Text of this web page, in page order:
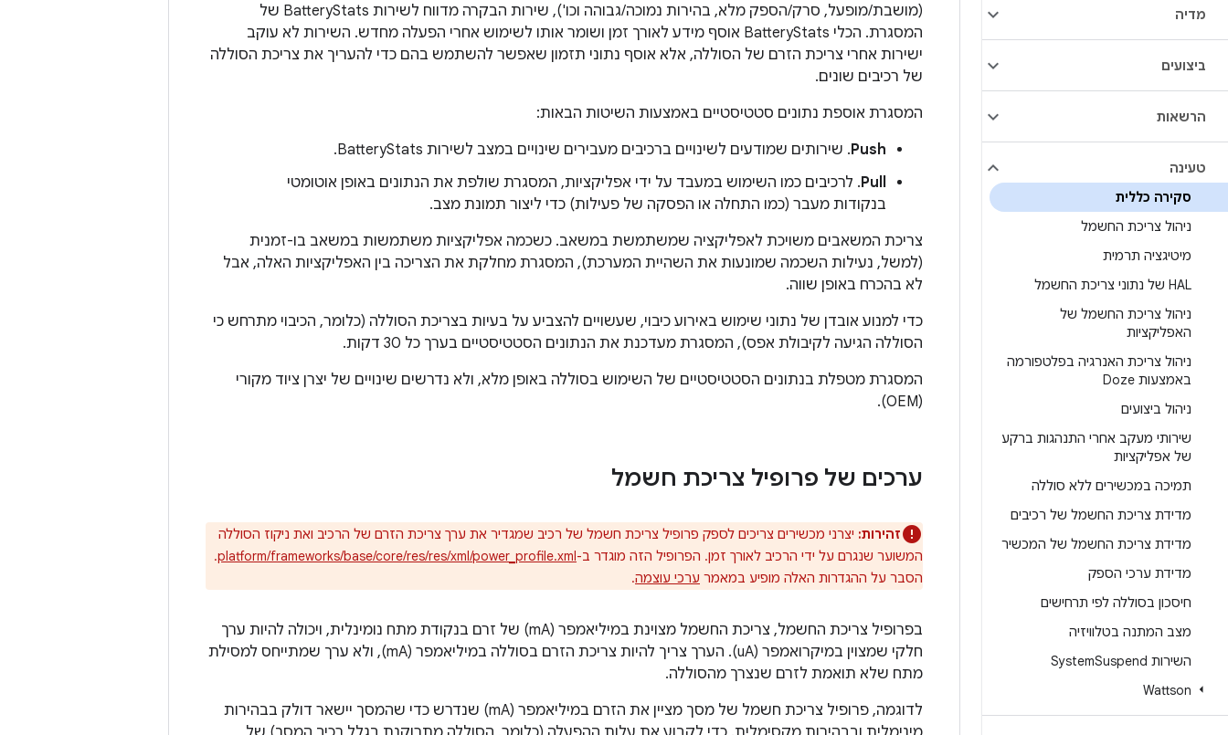
מדיה
ביצועים
הרשאות
טעינה
סקירה כללית
ניהול צריכת החשמל
מיטיגציה תרמית
HAL של נתוני צריכת החשמל
ניהול צריכת החשמל של
האפליקציות
ניהול צריכת האנרגיה בפלטפורמה
באמצעות Doze
ניהול ביצועים
שירותי מעקב אחרי התנהגות ברקע
של אפליקציות
תמיכה במכשירים ללא סוללה
מדידת צריכת החשמל של רכיבים
מדידת צריכת החשמל של המכשיר
מדידת ערכי הספק
חיסכון בסוללה לפי תרחישים
מצב המתנה בטלוויזיה
השירות System Suspend
Wattson
(מושבת/מופעל, סרק/הספק מלא, בהירות נמוכה/גבוהה וכו'), שירות הבקרה מדווח לשירות BatteryStats של
המסגרת. הכלי BatteryStats אוסף מידע לאורך זמן ושומר אותו לשימוש אחרי הפעלה מחדש. השירות לא עוקב
ישירות אחרי צריכת הזרם של הסוללה, אלא אוסף נתוני תזמון שאפשר להשתמש בהם כדי להעריך את צריכת הסוללה
של רכיבים שונים.
המסגרת אוספת נתונים סטטיסטיים באמצעות השיטות הבאות:
Push. שירותים שמודעים לשינויים ברכיבים מעבירים שינויים במצב לשירות BatteryStats.
Pull. לרכיבים כמו השימוש במעבד על ידי אפליקציות, המסגרת שולפת את הנתונים באופן אוטומטי
בנקודות מעבר (כמו התחלה או הפסקה של פעילות) כדי ליצור תמונת מצב.
צריכת המשאבים משויכת לאפליקציה שמשתמשת במשאב. כשכמה אפליקציות משתמשות במשאב בו-זמנית
(למשל, נעילות השכמה שמונעות את השהיית המערכת), המסגרת מחלקת את הצריכה בין האפליקציות האלה, אבל
לא בהכרח באופן שווה.
כדי למנוע אובדן של נתוני שימוש באירוע כיבוי, שעשויים להצביע על בעיות בצריכת הסוללה (כלומר, הכיבוי מתרחש כי
הסוללה הגיעה לקיבולת אפס), המסגרת מעדכנת את הנתונים הסטטיסטיים בערך כל 30 דקות.
המסגרת מטפלת בנתונים הסטטיסטיים של השימוש בסוללה באופן מלא, ולא נדרשים שינויים של יצרן ציוד מקורי
(OEM).
ערכים של פרופיל צריכת חשמל
זהירות: יצרני מכשירים צריכים לספק פרופיל צריכת חשמל של רכיב שמגדיר את ערך צריכת הזרם של הרכיב ואת ניקוז הסוללה
המשוער שנגרם על ידי הרכיב לאורך זמן. הפרופיל הזה מוגדר ב-platform/frameworks/base/core/res/res/xml/power_profile.xml
.
הסבר על ההגדרות האלה מופיע במאמר ערכי עוצמה.
בפרופיל צריכת החשמל, צריכת החשמל מצוינת במיליאמפר (mA) של זרם בנקודת מתח נומינלית, ויכולה להיות ערך
חלקי שמצוין במיקרואמפר (uA). הערך צריך להיות צריכת הזרם בסוללה במיליאמפר (mA), ולא ערך שמתייחס למסילת
מתח שלא תואמת לזרם שנצרך מהסוללה.
לדוגמה, פרופיל צריכת חשמל של מסך מציין את הזרם במיליאמפר (mA) שנדרש כדי שהמסך יישאר דולק בבהירות